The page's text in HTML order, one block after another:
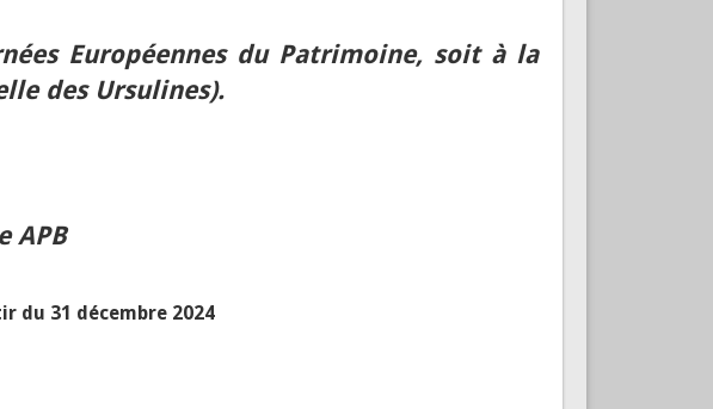
au Forum des associations en septembre et
Européennes du Patrimoine, soit à la
du 31 décembre 2024